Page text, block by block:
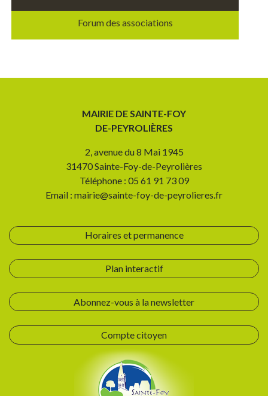
Forum des associations
MAIRIE DE SAINTE-FOY
DE-PEYROLIÈRES
2, avenue du 8 Mai 1945
31470 Sainte-Foy-de-Peyrolières
Téléphone : 05 61 91 73 09
Email : mairie@sainte-foy-de-peyrolieres.fr
Horaires et permanence
Plan interactif
Abonnez-vous à la newsletter
Compte citoyen